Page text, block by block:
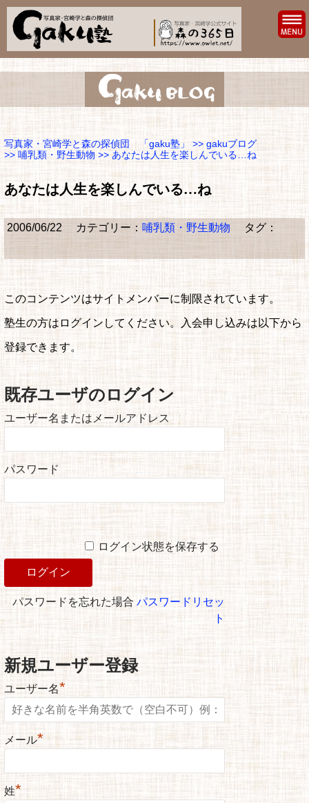
写真家・宮崎学と森の探偵団 「gaku塾」 >> gakuブログ
>> 哺乳類・野生動物 >> あなたは人生を楽しんでいる…ね
あなたは人生を楽しんでいる…ね
2006/06/22 カテゴリー： 哺乳類・野生動物 タグ：
このコンテンツはサイトメンバーに制限されています。
塾生の方はログインしてください。入会申し込みは以下から
登録できます。
既存ユーザのログイン
ユーザー名またはメールアドレス
パスワード
ログイン状態を保存する
パスワードを忘れた場合パスワードリセッ
ト
新規ユーザー登録
ユーザー名*
メール*
姓*